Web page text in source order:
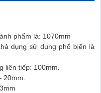
phẩm là: 1070mm
dụng sử dụng phổ biến là
liên tiếp: 100mm.